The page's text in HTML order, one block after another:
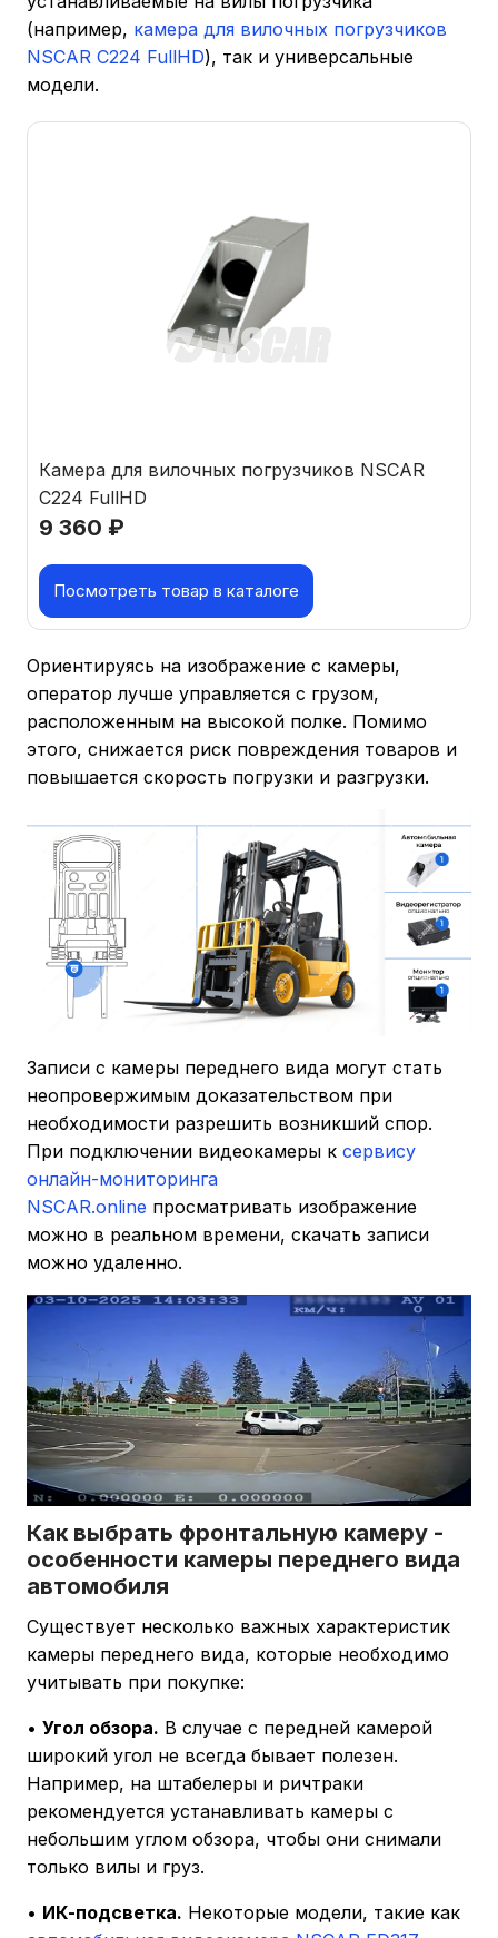
(например, камера для вилочных погрузчиков
NSCAR С224 FullHD), так и универсальные
модели.
Камера для вилочных погрузчиков NSCAR
С224 FullHD
9 360 ₽
Посмотреть товар в каталоге
Ориентируясь на изображение с камеры,
оператор лучше управляется с грузом,
расположенным на высокой полке. Помимо
этого, снижается риск повреждения товаров и
повышается скорость погрузки и разгрузки.
Записи с камеры переднего вида могут стать
неопровержимым доказательством при
необходимости разрешить возникший спор.
При подключении видеокамеры к сервису
онлайн-мониторинга
NSCAR.online просматривать изображение
можно в реальном времени, скачать записи
можно удаленно.
Как выбрать фронтальную камеру -
особенности камеры переднего вида
автомобиля
Существует несколько важных характеристик
камеры переднего вида, которые необходимо
учитывать при покупке:
• Угол обзора. В случае с передней камерой
широкий угол не всегда бывает полезен.
Например, на штабелеры и ричтраки
рекомендуется устанавливать камеры с
небольшим углом обзора, чтобы они снимали
только вилы и груз.
• ИК-подсветка. Некоторые модели, такие как